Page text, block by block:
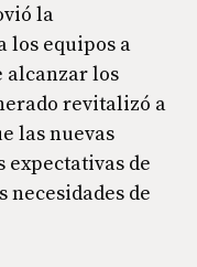
la
los equipos a
alcanzar los
revitalizó a
las nuevas
expectativas de
de